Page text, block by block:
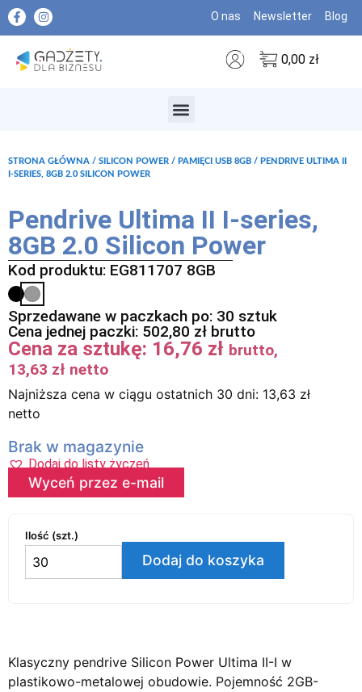
O nas Newsletter Blog
0,00 zł
STRONA GŁÓWNA / SILICON POWER / PAMIĘCI USB 8GB / PENDRIVE ULTIMA II
I-SERIES, 8GB 2.0 SILICON POWER
Pendrive Ultima II I-series,
8GB 2.0 Silicon Power
Kod produktu: EG811707 8GB
Sprzedawane w paczkach po: 30 sztuk
Cena jednej paczki: 502,80 zł brutto
Cena za sztukę: 16,76 zł brutto,
13,63 zł netto
Najniższa cena w ciągu ostatnich 30 dni: 13,63 zł
netto
Brak w magazynie
Dodaj do listy życzeń
Wyceń przez e-mail
Ilość (szt.)
Dodaj do koszyka
Klasyczny pendrive Silicon Power Ultima II-I w
plastikowo-metalowej obudowie. Pojemność 2GB-